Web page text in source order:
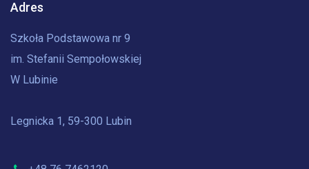
Adres
Szkoła Podstawowa nr 9
im. Stefanii Sempołowskiej
W Lubinie
Legnicka 1, 59-300 Lubin